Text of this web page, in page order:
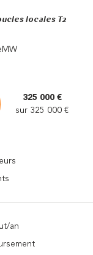
locales T2
325 000 €
sur 325 000 €
an